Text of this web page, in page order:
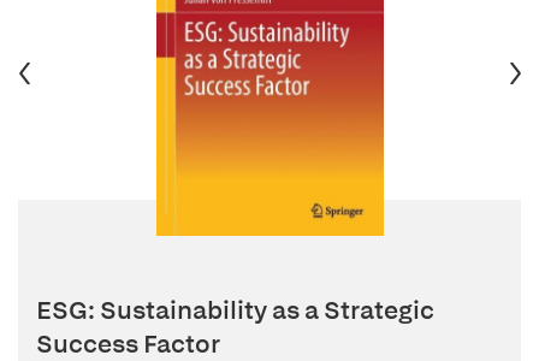
ESG: Sustainability as a Strategic
Success Factor